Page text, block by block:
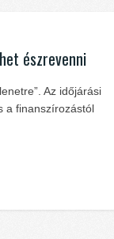
észrevenni
Az időjárási
a finanszírozástól